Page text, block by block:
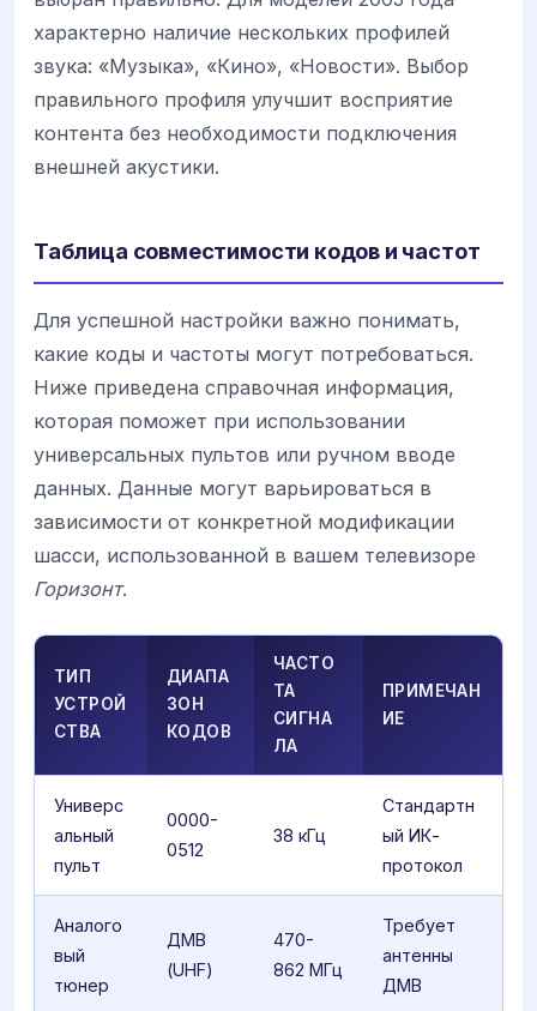
характерно наличие нескольких профилей
звука: «Музыка», «Кино», «Новости». Выбор
правильного профиля улучшит восприятие
контента без необходимости подключения
внешней акустики.
Таблица совместимости кодов и частот
Для успешной настройки важно понимать,
какие коды и частоты могут потребоваться.
Ниже приведена справочная информация,
которая поможет при использовании
универсальных пультов или ручном вводе
данных. Данные могут варьироваться в
зависимости от конкретной модификации
шасси, использованной в вашем телевизоре
Горизонт.
ТИП
УСТРОЙ
СТВА
ДИАПА
ЗОН
КОДОВ
ЧАСТО
ТА
СИГНА
ЛА
ПРИМЕЧАН
ИЕ
Универс
альный
пульт
0000-
0512
38 кГц
Стандартн
ый ИК-
протокол
Аналого
вый
тюнер
ДМВ
(UHF)
470-
862 МГц
Требует
антенны
ДМВ